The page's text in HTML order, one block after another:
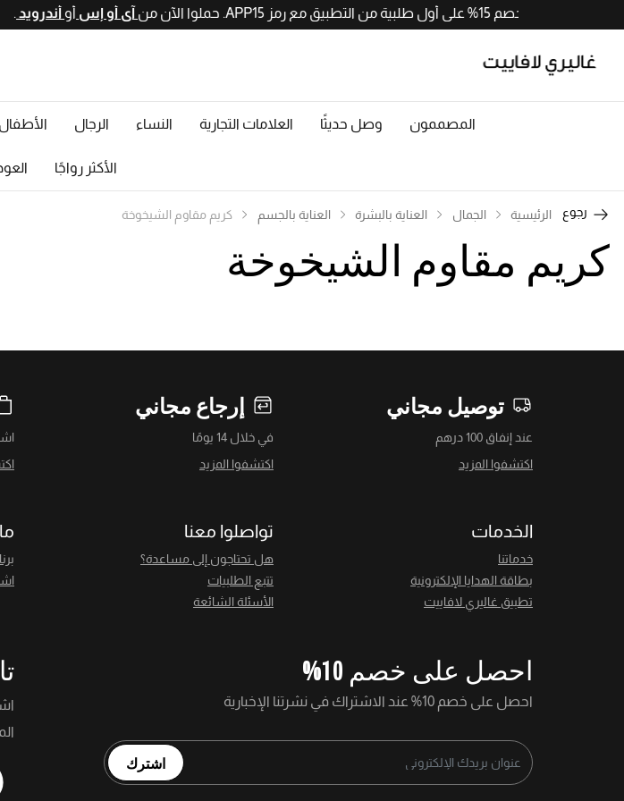
احصلوا على خصم 15% على أول طلبية من التطبيق مع رمز APP15. حملوا الآن من آي أو إس أوأندرويد
المصممون وصل حديثًا العلامات التجارية النساء الرجال الأطفال
الأكثر رواجًا
رجوع الرئيسية الجمال العناية بالبشرة العناية بالجسم كريم مقاوم الشيخوخة
كريم مقاوم الشيخوخة
توصيل مجاني
عند إنفاق 100 درهم
اكتشفوا المزيد
إرجاع مجاني
في خلال 14 يومًا
اكتشفوا المزيد
الخدمات
خدماتنا
بطاقة الهدايا الإلكترونية
تطبيق غاليري لافاييت
تواصلوا معنا
هل تحتاجون إلى مساعدة؟
تتبع الطلبيات
الأسئلة الشائعة
احصل على خصم 10%
احصل على خصم 10% عند الاشتراك في نشرتنا الإخبارية
اشترك